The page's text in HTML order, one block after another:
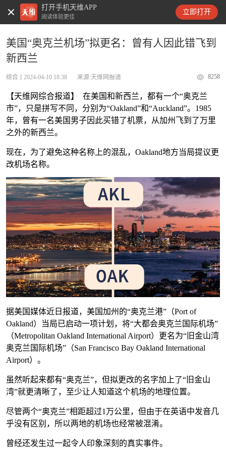
打开手机天维APP
阅读体验更佳
立即打开
天维新闻
美国“奥克兰机场”拟更名：曾有人因此错飞到
新西兰
综合 2024-04-10 18:38 来源:天维网报道 8258
【天维网综合报道】 在美国和新西兰，都有一个“奥克兰
市”，只是拼写不同，分别为“Oakland”和“Auckland”。1985
年，曾有一名美国男子因此买错了机票，从加州飞到了万里
之外的新西兰。
现在，为了避免这种名称上的混乱，Oakland地方当局提议更
改机场名称。
据美国媒体近日报道，美国加州的“奥克兰港”（Port of
Oakland）当局已启动一项计划，将“大都会奥克兰国际机场”
（Metropolitan Oakland International Airport）更名为“旧金山湾
奥克兰国际机场”（San Francisco Bay Oakland International
Airport）。
虽然听起来都有“奥克兰”，但拟更改的名字加上了“旧金山
湾”就更清晰了，至少让人知道这个机场的地理位置。
尽管两个“奥克兰”相距超过1万公里，但由于在英语中发音几
乎没有区别，所以两地的机场也经常被混淆。
曾经还发生过一起令人印象深刻的真实事件。